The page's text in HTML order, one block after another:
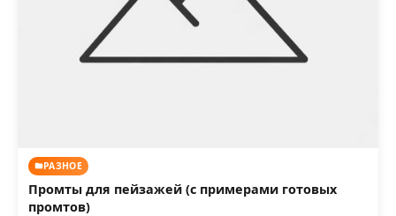
РАЗНОЕ
Промты для пейзажей (с примерами готовых
промтов)